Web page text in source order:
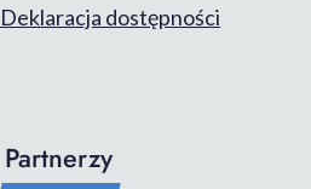
Deklaracja dostępności
Partnerzy